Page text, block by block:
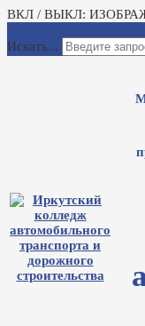
ВКЛ / ВЫКЛ:
Искать...